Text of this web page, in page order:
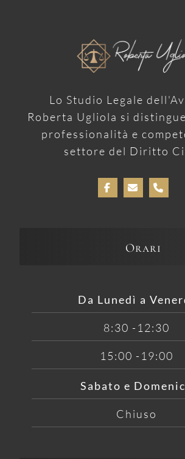
Lo Studio Legale
Roberta Ugliola si
professionalità e
settore del Diritto
Orari
Da Lunedì a
8:30 -12:30
15:00 -19:00
Sabato e
Chiuso